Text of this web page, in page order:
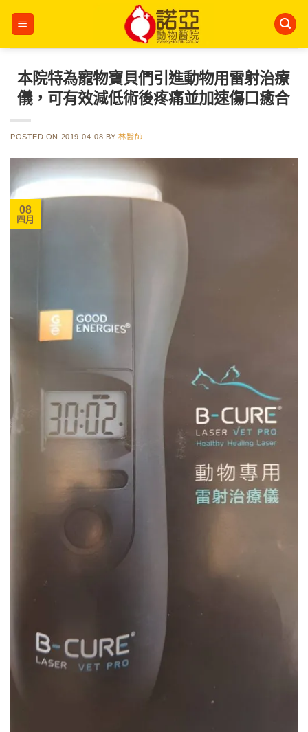
本院特為寵物寶貝們引進動物用雷射治療
儀，可有效減低術後疼痛並加速傷口癒合
POSTED ON 2019-04-08 BY林醫師
08
四月